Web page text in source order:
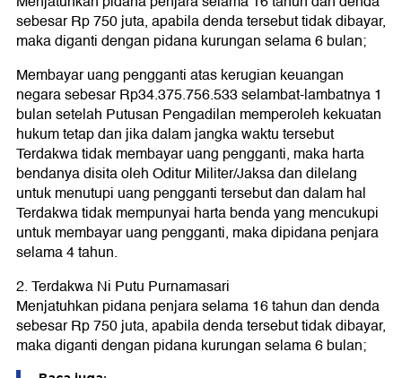
sebesar Rp 750 juta, apabila denda tersebut tidak dibayar,
maka diganti dengan pidana kurungan selama 6 bulan;
Membayar uang pengganti atas kerugian keuangan
negara sebesar Rp34.375.756.533 selambat-lambatnya 1
bulan setelah Putusan Pengadilan memperoleh kekuatan
hukum tetap dan jika dalam jangka waktu tersebut
Terdakwa tidak membayar uang pengganti, maka harta
bendanya disita oleh Oditur Militer/Jaksa dan dilelang
untuk menutupi uang pengganti tersebut dan dalam hal
Terdakwa tidak mempunyai harta benda yang mencukupi
untuk membayar uang pengganti, maka dipidana penjara
selama 4 tahun.
2. Terdakwa Ni Putu Purnamasari
Menjatuhkan pidana penjara selama 16 tahun dan denda
sebesar Rp 750 juta, apabila denda tersebut tidak dibayar,
maka diganti dengan pidana kurungan selama 6 bulan;